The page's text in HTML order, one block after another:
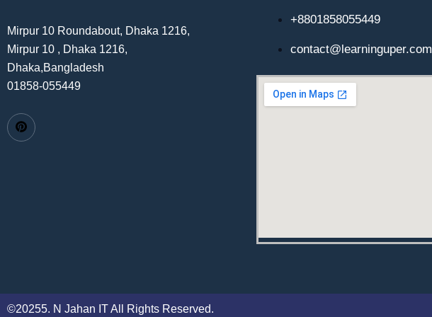
Mirpur 10 Roundabout, Dhaka 1216,
Mirpur 10 , Dhaka 1216,
Dhaka,Bangladesh
01858-055449
+8801858055449
contact@learninguper.com
©20255. N Jahan IT All Rights Reserved.